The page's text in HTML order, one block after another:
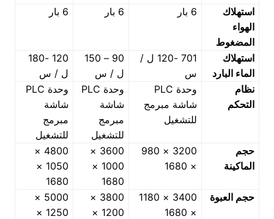
استهلاك
الهواء
المضغوط
6 بار 6 بار 6 بار
استهلاك
الماء البارد
701 -120 ل /
س
90 – 150
ل / س
120 -180
ل / س
نظام
التحكم
وحدة PLC
شاشة مبرمج
للتشغيل
وحدة PLC
شاشة
مبرمج
للتشغيل
وحدة PLC
شاشة
مبرمج
للتشغيل
حجم
الماكينة
3200 × 980
× 1680
3600 ×
1000 ×
1680
4800 ×
1050 ×
1680
حجم العبوة
3400 × 1180
× 1680
3800 ×
1200 ×
5000 ×
1250 ×